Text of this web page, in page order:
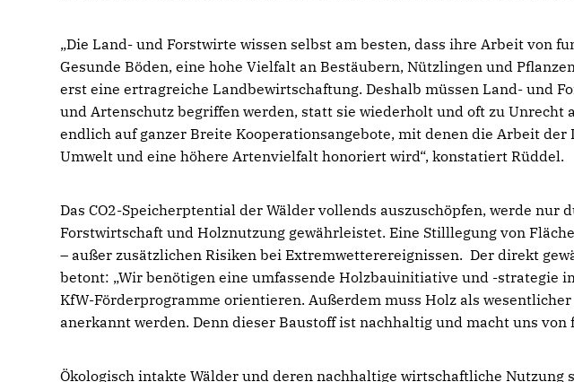
Die Land- und Forstwirte wissen selbst am besten, dass ihre Arbeit von
Gesunde Böden, eine hohe Vielfalt an Bestäubern, Nützlingen und
erst eine ertragreiche Landbewirtschaftung. Deshalb müssen Land- und
und Artenschutz begriffen werden, statt sie wiederholt und oft zu Unrecht
endlich auf ganzer Breite Kooperationsangebote, mit denen die Arbeit
Umwelt und eine höhere Artenvielfalt honoriert wird“, konstatiert Rüddel.
Das CO2-Speicherptential der Wälder vollends auszuschöpfen, werde nur
Forstwirtschaft und Holznutzung gewährleistet. Eine Stilllegung von
– außer zusätzlichen Risiken bei Extremwetterereignissen. Der direkt
betont: „Wir benötigen eine umfassende Holzbauinitiative und -strategie
KfW-Förderprogramme orientieren. Außerdem muss Holz als
anerkannt werden. Denn dieser Baustoff ist nachhaltig und macht uns von
Ökologisch intakte Wälder und deren nachhaltige wirtschaftliche Nutzung